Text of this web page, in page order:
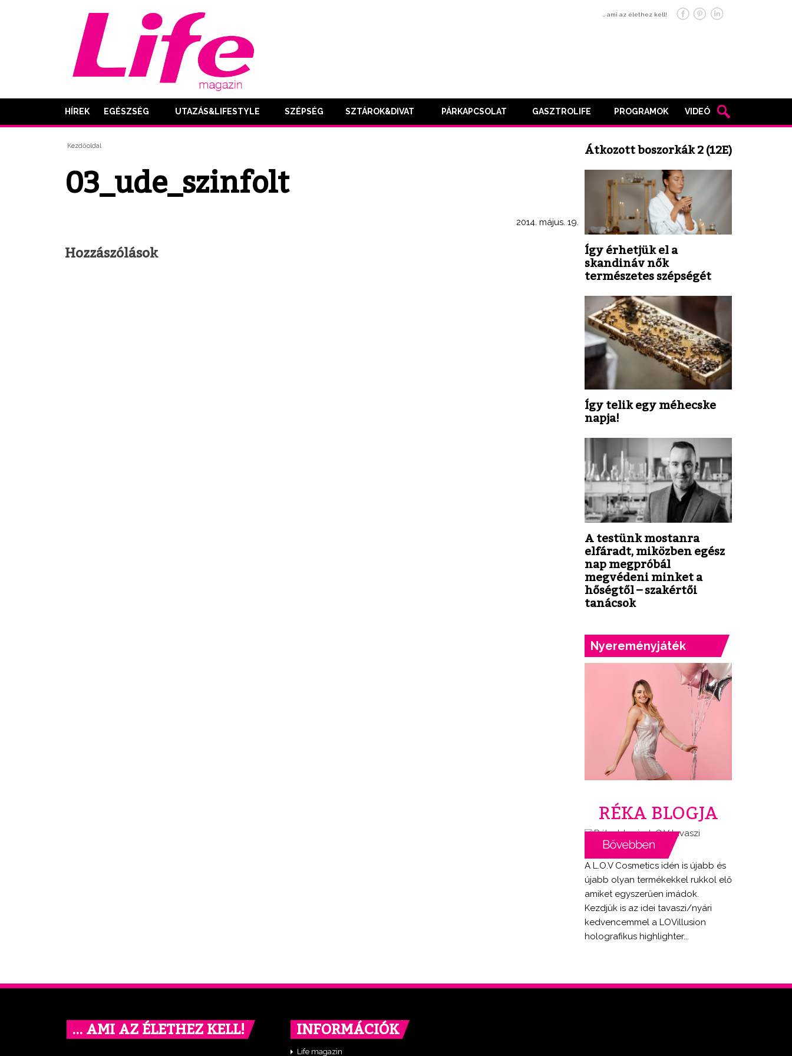
… ami az élethez kell!
HÍREK EGÉSZSÉG UTAZÁS&LIFESTYLE SZÉPSÉG SZTÁROK&DIVAT PÁRKAPCSOLAT GASZTROLIFE PROGRAMOK VIDEÓ
Kezdőoldal
03_ude_szinfolt
2014. május. 19.
Hozzászólások
Átkozott boszorkák 2 (12E)
Így érhetjük el a
skandináv nők
természetes szépségét
Így telik egy méhecske
napja!
A testünk mostanra
elfáradt, miközben egész
nap megpróbál
megvédeni minket a
hőségtől – szakértői
tanácsok
Nyereményjáték
RÉKA BLOGJA
A L.O.V Cosmetics idén is újabb és
újabb olyan termékekkel rukkol elő
amiket egyszerűen imádok.
Kezdjük is az idei tavaszi/nyári
kedvencemmel a LOVillusion
holografikus highlighter...
… AMI AZ ÉLETHEZ KELL! INFORMÁCIÓK
Life magazin